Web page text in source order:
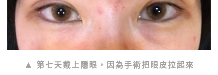
第七天戴上隱眼，因為手術把眼皮拉起來